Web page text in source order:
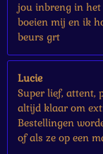
jou inbreng in het
boeien mij en ik
beurs grt
Lucie
Super lief, attent,
altijd klaar om
Bestellingen
of als ze op een